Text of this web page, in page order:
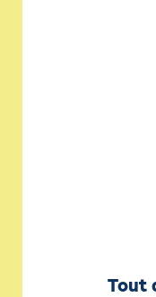
Tout